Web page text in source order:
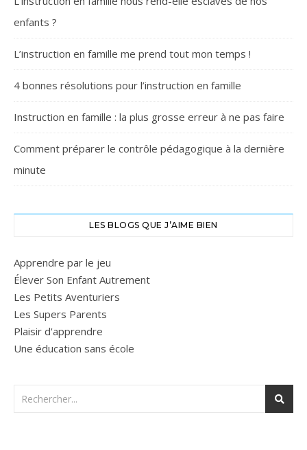
enfants ?
L’instruction en famille me prend tout mon temps !
4 bonnes résolutions pour l’instruction en famille
Instruction en famille : la plus grosse erreur à ne pas faire
Comment préparer le contrôle pédagogique à la dernière
minute
LES BLOGS QUE J’AIME BIEN
Apprendre par le jeu
Élever Son Enfant Autrement
Les Petits Aventuriers
Les Supers Parents
Plaisir d'apprendre
Une éducation sans école